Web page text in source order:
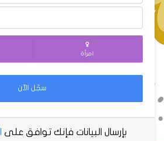
امرأة
سجّل الآن
بإرسال البيانات فإنك توافق على